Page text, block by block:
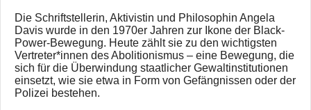
Die Schriftstellerin, Aktivistin und Philosophin Angela
Davis wurde in den 1970er Jahren zur Ikone der Black-
Power-Bewegung. Heute zählt sie zu den wichtigsten
Vertreter*innen des Abolitionismus – eine Bewegung, die
sich für die Überwindung staatlicher Gewaltinstitutionen
einsetzt, wie sie etwa in Form von Gefängnissen oder der
Polizei bestehen.